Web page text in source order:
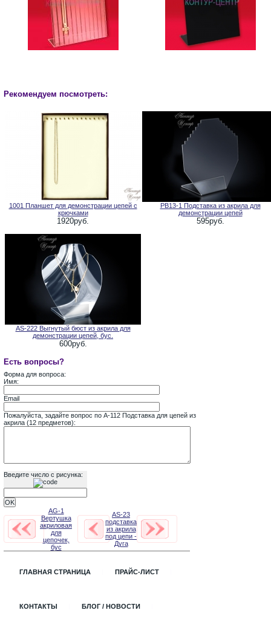
Рекомендуем посмотреть:
1001 Планшет для демонстрации цепей с
крючками
1920руб.
PB13-1 Подставка из акрила для
демонстрации цепей
595руб.
AS-222 Выгнутый бюст из акрила для
демонстрации цепей, бус.
600руб.
Есть вопросы?
Форма для вопроса:
Имя:
Email
Пожалуйста, задайте вопрос по A-112 Подставка для цепей из
акрила (12 предметов):
Введите число с рисунка:
AG-1
Вертушка
акриловая
для
цепочек,
бус
AS-23
подставка
из акрила
под цепи -
Дуга
ГЛАВНАЯ СТРАНИЦА ПРАЙС-ЛИСТ
КОНТАКТЫ БЛОГ / НОВОСТИ